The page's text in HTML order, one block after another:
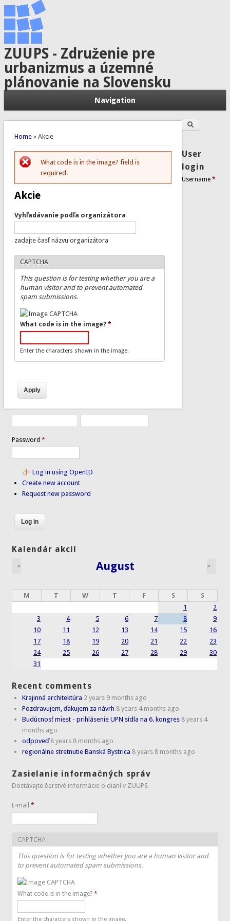
ZUUPS - Združenie pre
urbanizmus a územné
plánovanie na Slovensku
Navigation
You are here
Home» Akcie
Error message
What code is in the image? field is
required.
Akcie
Vyhľadávanie podľa organizátora
zadajte časť názvu organizátora
CAPTCHA
This question is for testing whether you are a
human visitor and to prevent automated
spam submissions.
What code is in the image? *
Enter the characters shown in the image.
Search form Search
User
login
Username *
Password*
Log in using OpenID
Create new account
Request new password
Kalendár akcií
August
« »
M T W T F S
S
1
2
3
4 5 6 7 8
9
10
11 12 13 14 15
16
17
18 19 20 21 22
23
24
25 26 27 28 29
30
31
Recent comments
Krajinná architektúra 2 years 9 months ago
Pozdravujem, ďakujem za návrh 8 years 4 months ago
Budúcnosť miest - prihlásenie UPN sídla na 6. kongres 8 years 4
months ago
odpoveď 8 years 8 months ago
regionálne stretnutie Banská Bystrica 8 years 8 months ago
Zasielanie informačných správ
Dostávajte čerstvé informácie o dianí v ZUUPS
E-mail*
CAPTCHA
This question is for testing whether you are a human visitor and
to prevent automated spam submissions.
What code is in the image?*
Enter the characters shown in the image.